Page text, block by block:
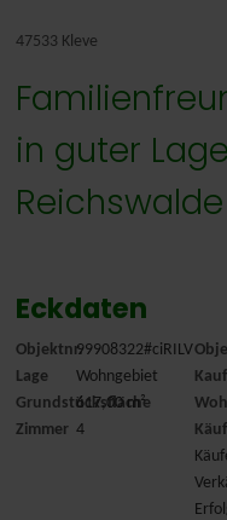
47533 Kleve
in guter
Reichswalde
Eckdaten
Objektnr.99908322#ciRILV
Lage
Wohngebiet
Grundstücksfläche
617,00 m²
Zimmer 4